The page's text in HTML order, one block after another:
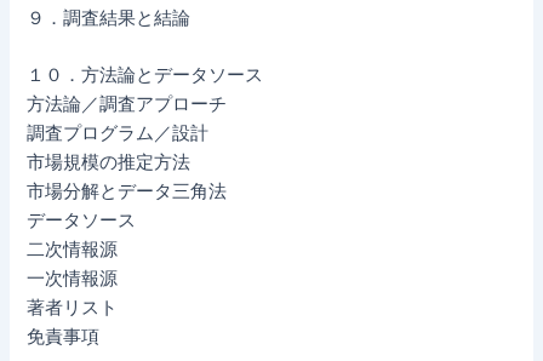
９．調査結果と結論
１０．方法論とデータソース
方法論／調査アプローチ
調査プログラム／設計
市場規模の推定方法
市場分解とデータ三角法
データソース
二次情報源
一次情報源
著者リスト
免責事項